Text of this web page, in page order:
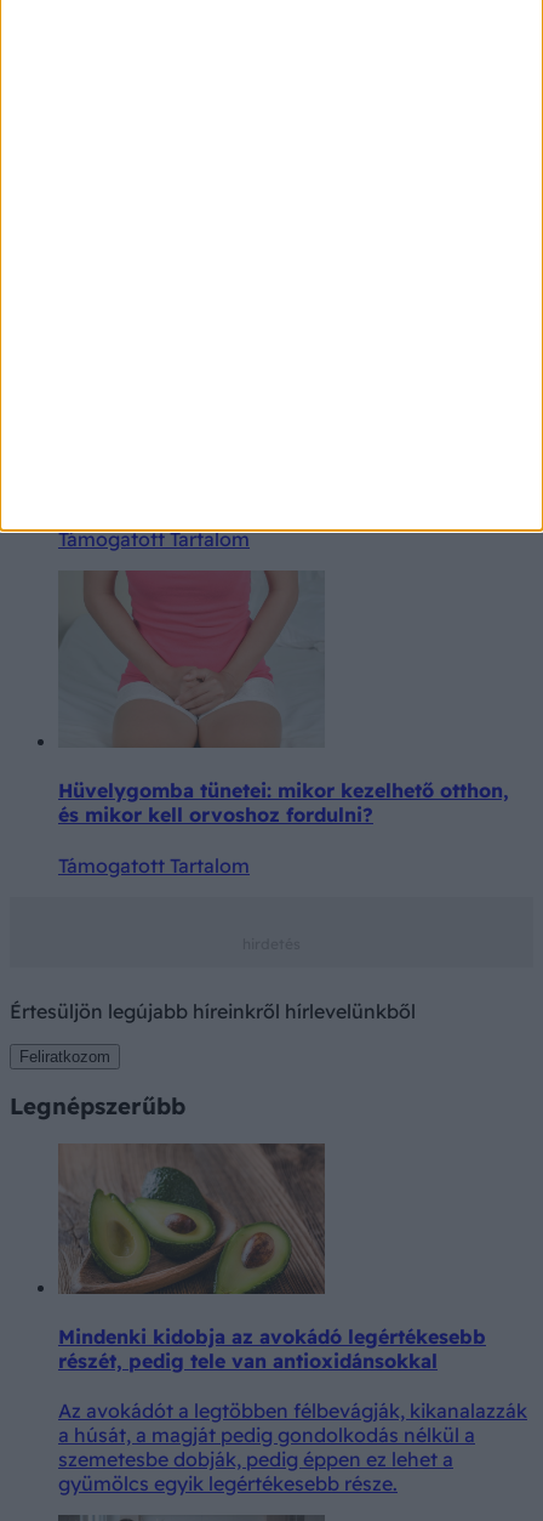
Támogatott Tartalom
Hüvelygomba tünetei: mikor kezelhető otthon,
és mikor kell orvoshoz fordulni?
Támogatott Tartalom
Értesüljön legújabb híreinkről hírlevelünkből
Feliratkozom
Legnépszerűbb
Mindenki kidobja az avokádó legértékesebb
részét, pedig tele van antioxidánsokkal
Az avokádót a legtöbben félbevágják, kikanalazzák
a húsát, a magját pedig gondolkodás nélkül a
szemetesbe dobják, pedig éppen ez lehet a
gyümölcs egyik legértékesebb része.